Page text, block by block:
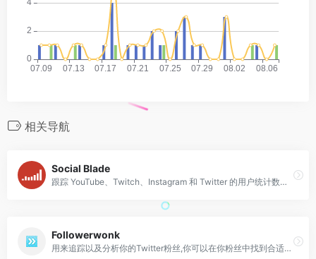
相关导航
Social Blade
跟踪 YouTube、Twitch、Instagram 和 Twitter 的用户统计数据！
Followerwonk
用来追踪以及分析你的Twitter粉丝,你可以在你粉丝中找到合适的人来帮你建设你的链接